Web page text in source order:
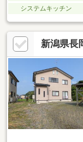
システムキッチン
新潟県長